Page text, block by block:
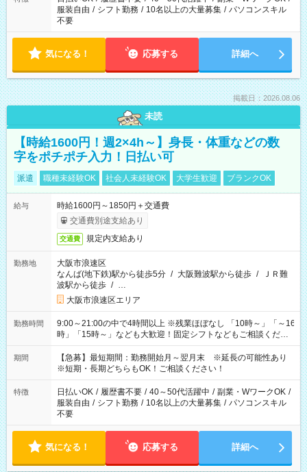
服装自由 / シフト勤務 / 10名以上の大量募集 / パソコンスキル
不要
気になる！ 応募する 詳細へ
掲載日：2026.08.06
未読
【時給1600円！週2×4h～】身長・体重などの数
字をポチポチ入力！日払い可
派遣 職種未経験OK 社会人未経験OK 大学生歓迎 ブランクOK
給与
時給1600円～1850円＋交通費
交通費別途支給あり
交通費 規定内支給あり
勤務地
大阪市浪速区
なんば(地下鉄)駅から徒歩5分 / 大阪難波駅から徒歩 /
ＪＲ難
波駅から徒歩 / …
大阪市浪速区エリア
勤務時間
9:00～21:00の中で4時間以上 ※残業ほぼなし 「10時～」「～16
時」「15時～」なども大歓迎！固定シフトなどもご相談くださ
い！ シフト例: 9:00～16:00 10:00～17:00 など。
期間
【急募】最短期間：勤務開始月～翌月末 ※延長の可能性あり
※短期・長期どちらもOK！ご相談ください！
特徴 日払いOK / 履歴書不要 / 40～50代活躍中 / 副業・WワークOK /
服装自由 / シフト勤務 / 10名以上の大量募集 / パソコンスキル
不要
気になる！ 応募する 詳細へ